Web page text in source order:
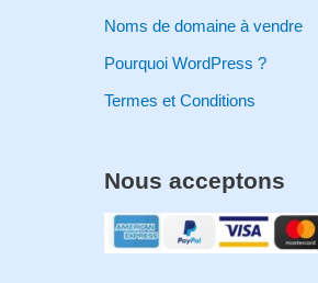
Noms de domaine à vendre
Pourquoi WordPress ?
Termes et Conditions
Nous acceptons